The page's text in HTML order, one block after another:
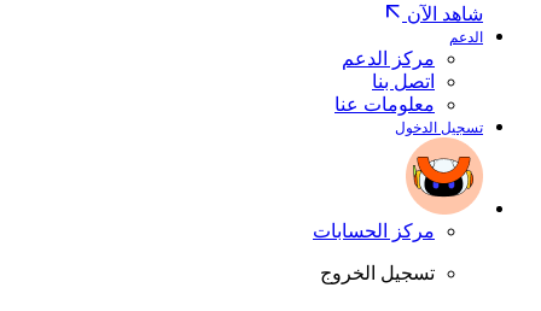
شاهد الآن
الدعم
مركز الدعم
اتصل بنا
معلومات عنا
تسجيل الدخول
مركز الحسابات
تسجيل الخروج